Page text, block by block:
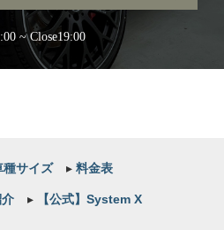
~ Close19:00
サイズ ▸料金表
▸【公式】System X